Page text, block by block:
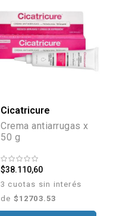
Cicatricure
Crema antiarrugas x
50 g
$38.110,60
3 cuotas sin interés
de $12703.53